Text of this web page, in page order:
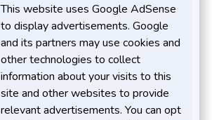
This website uses Google AdSense
to display advertisements. Google
and its partners may use cookies and
other technologies to collect
information about your visits to this
site and other websites to provide
relevant advertisements. You can opt